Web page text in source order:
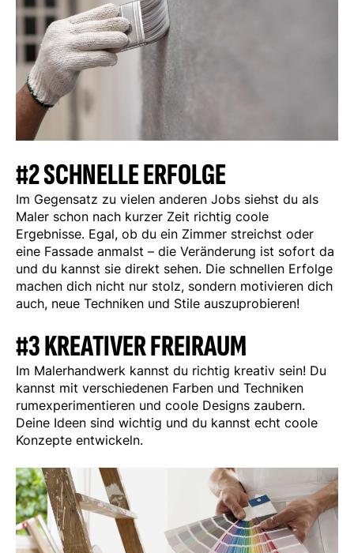
#2 SCHNELLE ERFOLGE
Im Gegensatz zu vielen anderen Jobs siehst du als
Maler schon nach kurzer Zeit richtig coole
Ergebnisse. Egal, ob du ein Zimmer streichst oder
eine Fassade anmalst – die Veränderung ist sofort da
und du kannst sie direkt sehen. Die schnellen Erfolge
machen dich nicht nur stolz, sondern motivieren dich
auch, neue Techniken und Stile auszuprobieren!
#3 KREATIVER FREIRAUM
Im Malerhandwerk kannst du richtig kreativ sein! Du
kannst mit verschiedenen Farben und Techniken
rumexperimentieren und coole Designs zaubern.
Deine Ideen sind wichtig und du kannst echt coole
Konzepte entwickeln.